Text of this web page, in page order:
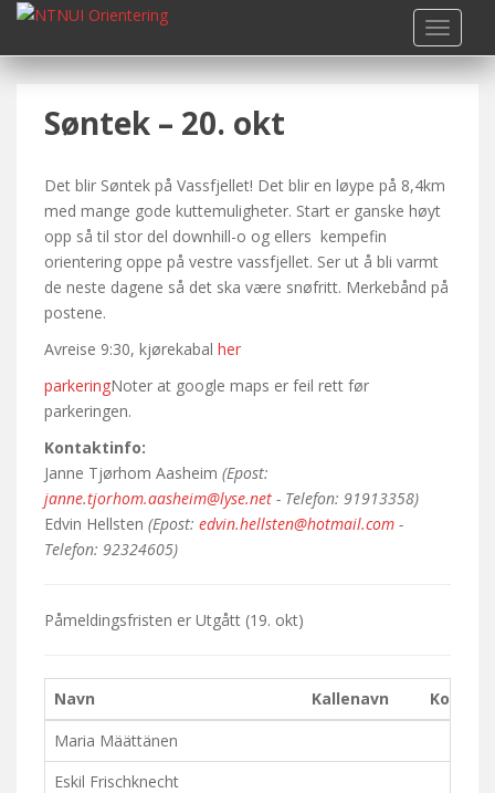
i
Søntek – 20. okt
Det blir Søntek på Vassfjellet! Det blir en løype på 8,4km
med mange gode kuttemuligheter. Start er ganske høyt
opp så til stor del downhill-o og ellers kempefin
orientering oppe på vestre vassfjellet. Ser ut å bli varmt
de neste dagene så det ska være snøfritt. Merkebånd på
postene.
Avreise 9:30, kjørekabal her
parkeringNoter at google maps er feil rett før
parkeringen.
Kontaktinfo:
Janne Tjørhom Aasheim (Epost:
janne.tjorhom.aasheim@lyse.net - Telefon: 91913358)
Edvin Hellsten (Epost: edvin.hellsten@hotmail.com -
Telefon: 92324605)
Påmeldingsfristen er Utgått (19. okt)
Navn Kallenavn
Maria Määttänen
Eskil Frischknecht